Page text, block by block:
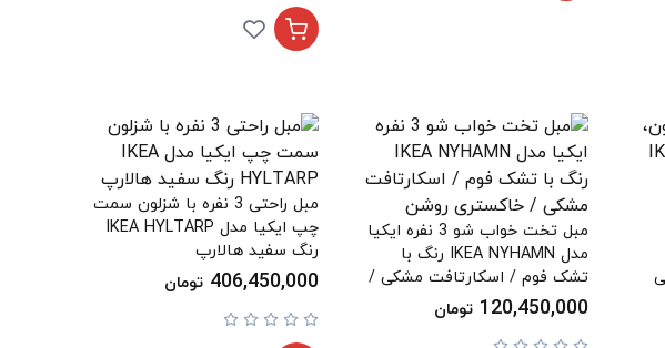
مبل تخت خواب شو 3 نفره ایکیا
مدل IKEA NYHAMN رنگ با
تشک فوم / اسکارتافت مشکی /
خاکستری روشن
120,450,000 تومان
مبل راحتی 3 نفره با شزلون سمت
چپ ایکیا مدل IKEA HYLTARP
رنگ سفید هالارپ
406,450,000 تومان